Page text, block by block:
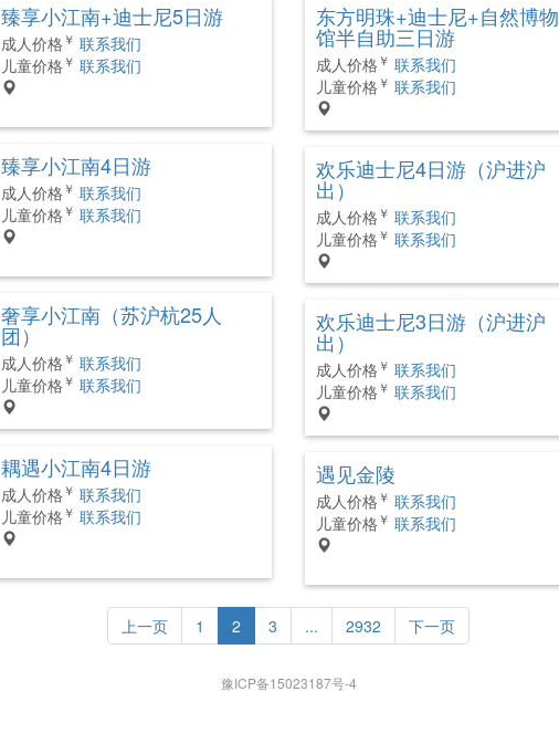
臻享小江南+迪士尼5日游
成人价格 ￥ 联系我们
儿童价格 ￥ 联系我们
臻享小江南4日游
成人价格 ￥ 联系我们
儿童价格 ￥ 联系我们
奢享小江南（苏沪杭25人
团）
成人价格 ￥ 联系我们
儿童价格 ￥ 联系我们
耦遇小江南4日游
成人价格 ￥ 联系我们
儿童价格 ￥ 联系我们
东方明珠+迪士尼+自然博物
馆半自助三日游
成人价格 ￥ 联系我们
儿童价格 ￥ 联系我们
欢乐迪士尼4日游（沪进沪
出）
成人价格 ￥ 联系我们
儿童价格 ￥ 联系我们
欢乐迪士尼3日游（沪进沪
出）
成人价格 ￥ 联系我们
儿童价格 ￥ 联系我们
遇见金陵
成人价格 ￥ 联系我们
儿童价格 ￥ 联系我们
上一页 1 2 3 ... 2932 下一页
豫ICP备15023187号-4